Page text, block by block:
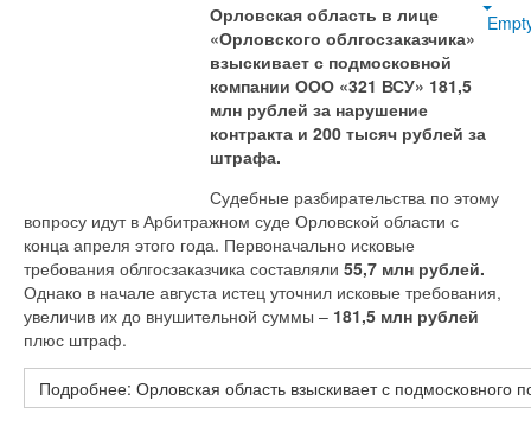
Орловская область в лице
«Орловского облгосзаказчика»
взыскивает с подмосковной
компании ООО «321 ВСУ» 181,5
млн рублей за нарушение
контракта и 200 тысяч рублей за
штрафа.
Судебные разбирательства по этому
вопросу идут в Арбитражном суде Орловской области с
конца апреля этого года. Первоначально исковые
требования облгосзаказчика составляли 55,7 млн рублей.
Однако в начале августа истец уточнил исковые требования,
увеличив их до внушительной суммы – 181,5 млн рублей
плюс штраф.
Подробнее: Орловская область взыскивает с подмосковного